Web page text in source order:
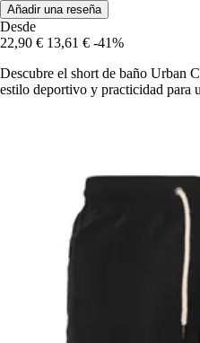
Añadir una reseña
Desde
22,90 € 13,61 € -41%
Descubre el short de baño Urban
estilo deportivo y practicidad para